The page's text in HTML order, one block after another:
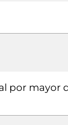
por mayor